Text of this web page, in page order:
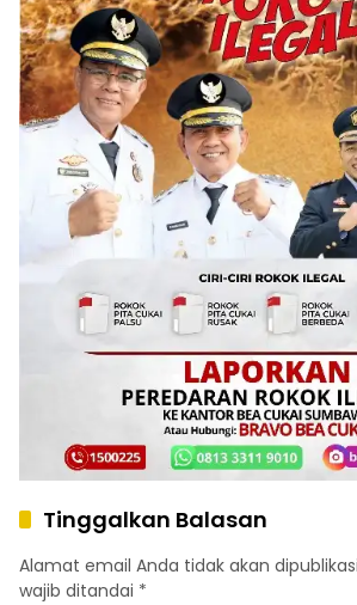
Tinggalkan Balasan
Alamat email Anda tidak akan
wajib ditandai *